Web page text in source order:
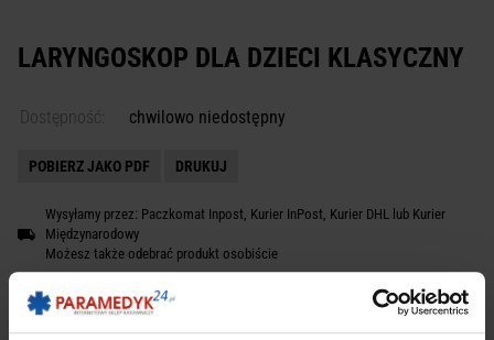
LARYNGOSKOP DLA DZIECI KLASYCZNY
Dostępność: chwilowo niedostępny
POBIERZ JAKO PDF DRUKUJ
Wysyłamy przez: Paczkomat Inpost, Kurier InPost, Kurier DHL lub Kurier
Międzynarodowy
Możesz także odebrać produkt osobiście